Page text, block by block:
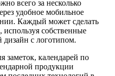
всего за несколько
удобное мобильное
Каждый может сделать
собственные
с логотипом.
заметок, календарей по
продукции